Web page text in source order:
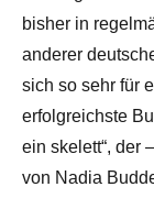
bisher in
anderer
sich so sehr für
erfolgreichste
ein skelett“, der
von Nadia